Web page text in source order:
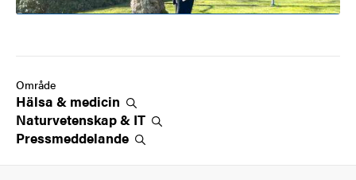
Område
Hälsa & medicin
Naturvetenskap & IT
Pressmeddelande